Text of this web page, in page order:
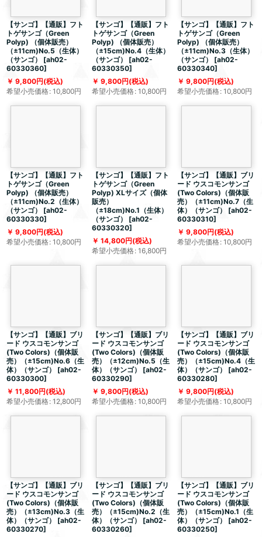
【サンゴ】【通販】フト
トゲサンゴ（Green
Polyp) （個体販売）
（±11cm)No.5（生体）
（サンゴ）
[ah02-
60330360]
9,800円(税込)
希望小売価格: 10,800円
【サンゴ】【通販】フト
トゲサンゴ（Green
Polyp) （個体販売）
（±15cm)No.4（生体）
（サンゴ）
[ah02-
60330350]
9,800円(税込)
希望小売価格: 10,800円
【サンゴ】【通販】フト
トゲサンゴ（Green
Polyp) （個体販売）
（±11cm)No.3（生体）
（サンゴ）
[ah02-
60330340]
9,800円(税込)
希望小売価格: 10,800円
【サンゴ】【通販】フト
トゲサンゴ（Green
Polyp) （個体販売）
（±11cm)No.2（生体）
（サンゴ）
[ah02-
60330330]
9,800円(税込)
希望小売価格: 10,800円
【サンゴ】【通販】フト
トゲサンゴ（Green
Polyp) XLサイズ（個体
販売）
（±18cm)No.1（生体）
（サンゴ）
[ah02-
60330320]
14,800円(税込)
希望小売価格: 16,800円
【サンゴ】【通販】ブリ
ード ウスコモンサンゴ
(Two Colors)（個体販
売）（±11cm)No.7（生
体）（サンゴ）
[ah02-
60330310]
9,800円(税込)
希望小売価格: 10,800円
【サンゴ】【通販】ブリ
ード ウスコモンサンゴ
(Two Colors)（個体販
売）（±15cm)No.6（生
体）（サンゴ）
[ah02-
60330300]
11,800円(税込)
希望小売価格: 12,800円
【サンゴ】【通販】ブリ
ード ウスコモンサンゴ
(Two Colors)（個体販
売）（±12cm)No.5（生
体）（サンゴ）
[ah02-
60330290]
9,800円(税込)
希望小売価格: 10,800円
【サンゴ】【通販】ブリ
ード ウスコモンサンゴ
(Two Colors)（個体販
売）（±15cm)No.4（生
体）（サンゴ）
[ah02-
60330280]
9,800円(税込)
希望小売価格: 10,800円
【サンゴ】【通販】ブリ
ード ウスコモンサンゴ
(Two Colors)（個体販
売）（±13cm)No.3（生
体）（サンゴ）
[ah02-
60330270]
【サンゴ】【通販】ブリ
ード ウスコモンサンゴ
(Two Colors)（個体販
売）（±15cm)No.2（生
体）（サンゴ）
[ah02-
60330260]
【サンゴ】【通販】ブリ
ード ウスコモンサンゴ
(Two Colors)（個体販
売）（±15cm)No.1（生
体）（サンゴ）
[ah02-
60330250]